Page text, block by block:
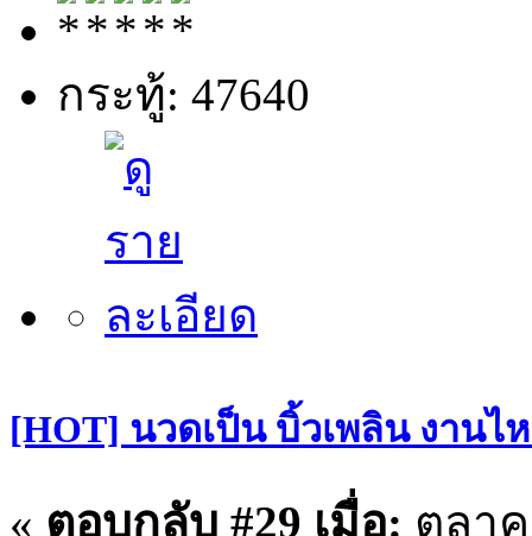
กระทู้: 47640
[HOT] นวดเป็น บิ้วเพลิน งานไ
« ตอบกลับ #29 เมื่อ: ตุลาค